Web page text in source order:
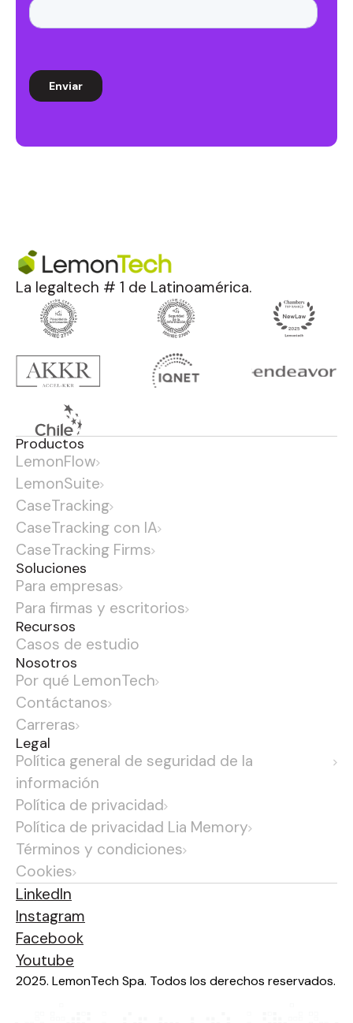
La legaltech # 1 de Latinoamérica.
Productos
LemonFlow
LemonSuite
CaseTracking
CaseTracking con IA
CaseTracking Firms
Soluciones
Para empresas
Para firmas y escritorios
Recursos
Casos de estudio
Nosotros
Por qué LemonTech
Contáctanos
Carreras
Legal
Política general de seguridad de la
información
Política de privacidad
Política de privacidad Lia Memory
Términos y condiciones
Cookies
2025. LemonTech Spa. Todos los derechos reservados.
LinkedIn
Instagram
Facebook
Youtube